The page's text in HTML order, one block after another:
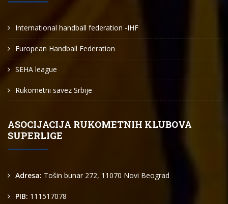
International handball federation -IHF
European Handball Federation
SEHA league
Rukometni savez Srbije
ASOCIJACIJA RUKOMETNIH KLUBOVA
SUPERLIGE
Adresa: Tošin bunar 272, 11070 Novi Beograd
PIB: 111517078